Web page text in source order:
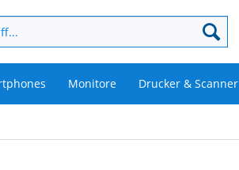
Monitore Drucker & Scanner